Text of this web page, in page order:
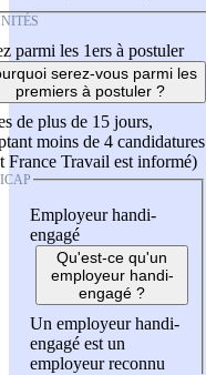
parmi les 1ers à postuler
serez-vous parmi les
premiers à postuler ?
de plus de 15 jours,
moins de 4 candidatures
France Travail est informé)
Employeur handi-
engagé
Qu'est-ce qu'un
employeur handi-
engagé ?
Un employeur handi-
engagé est un
employeur reconnu